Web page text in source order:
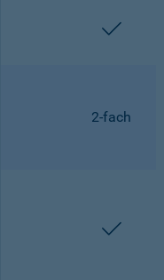
2-fach